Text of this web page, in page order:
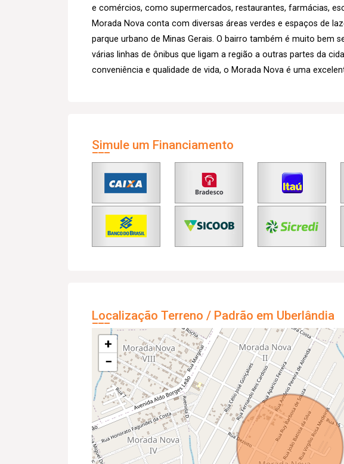
e comércios, como supermercados, restaurantes, farmácias,
Morada Nova conta com diversas áreas verdes e espaços de
parque urbano de Minas Gerais. O bairro também é muito bem
várias linhas de ônibus que ligam a região a outras partes da
conveniência e qualidade de vida, o Morada Nova é uma
Simule um Financiamento
Localização Terreno / Padrão em Uberlândia
+
−